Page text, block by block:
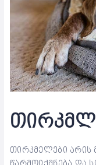
თირკმელები არის